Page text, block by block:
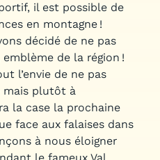
il est possible de
en montagne !
décidé de ne pas
de la région !
l’envie de ne pas
mais plutôt à
la case la prochaine
face aux falaises dans
à nous éloigner